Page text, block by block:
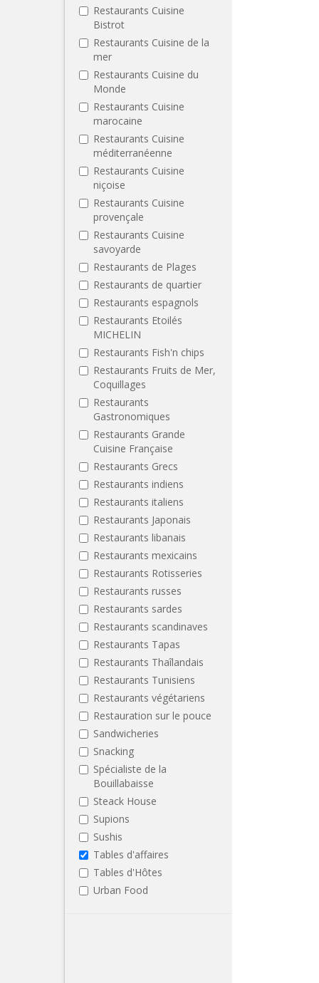
Restaurants Cuisine
Bistrot
Restaurants Cuisine de la
mer
Restaurants Cuisine du
Monde
Restaurants Cuisine
marocaine
Restaurants Cuisine
méditerranéenne
Restaurants Cuisine
niçoise
Restaurants Cuisine
provençale
Restaurants Cuisine
savoyarde
Restaurants de Plages
Restaurants de quartier
Restaurants espagnols
Restaurants Etoilés
MICHELIN
Restaurants Fish'n chips
Restaurants Fruits de Mer,
Coquillages
Restaurants
Gastronomiques
Restaurants Grande
Cuisine Française
Restaurants Grecs
Restaurants indiens
Restaurants italiens
Restaurants Japonais
Restaurants libanais
Restaurants mexicains
Restaurants Rotisseries
Restaurants russes
Restaurants sardes
Restaurants scandinaves
Restaurants Tapas
Restaurants Thaîlandais
Restaurants Tunisiens
Restaurants végétariens
Restauration sur le pouce
Sandwicheries
Snacking
Spécialiste de la
Bouillabaisse
Steack House
Supions
Sushis
Tables d'affaires
Tables d'Hôtes
Urban Food